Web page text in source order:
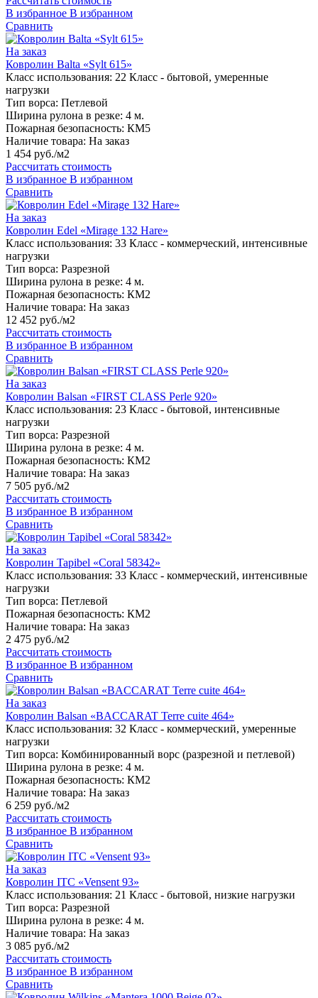
В избранное В избранном
Сравнить
На заказ
Ковролин Balta «Sylt 615»
Класс использования: 22 Класс - бытовой, умеренные
нагрузки
Тип ворса: Петлевой
Ширина рулона в резке: 4 м.
Пожарная безопасность: КМ5
Наличие товара: На заказ
1 454 руб./м2
Рассчитать стоимость
В избранное В избранном
Сравнить
На заказ
Ковролин Edel «Mirage 132 Hare»
Класс использования: 33 Класс - коммерческий, интенсивные
нагрузки
Тип ворса: Разрезной
Ширина рулона в резке: 4 м.
Пожарная безопасность: КМ2
Наличие товара: На заказ
12 452 руб./м2
Рассчитать стоимость
В избранное В избранном
Сравнить
На заказ
Ковролин Balsan «FIRST CLASS Perle 920»
Класс использования: 23 Класс - бытовой, интенсивные
нагрузки
Тип ворса: Разрезной
Ширина рулона в резке: 4 м.
Пожарная безопасность: КМ2
Наличие товара: На заказ
7 505 руб./м2
Рассчитать стоимость
В избранное В избранном
Сравнить
На заказ
Ковролин Tapibel «Coral 58342»
Класс использования: 33 Класс - коммерческий, интенсивные
нагрузки
Тип ворса: Петлевой
Пожарная безопасность: КМ2
Наличие товара: На заказ
2 475 руб./м2
Рассчитать стоимость
В избранное В избранном
Сравнить
На заказ
Ковролин Balsan «BACCARAT Terre cuite 464»
Класс использования: 32 Класс - коммерческий, умеренные
нагрузки
Тип ворса: Комбинированный ворс (разрезной и петлевой)
Ширина рулона в резке: 4 м.
Пожарная безопасность: КМ2
Наличие товара: На заказ
6 259 руб./м2
Рассчитать стоимость
В избранное В избранном
Сравнить
На заказ
Ковролин ITC «Vensent 93»
Класс использования: 21 Класс - бытовой, низкие нагрузки
Тип ворса: Разрезной
Ширина рулона в резке: 4 м.
Наличие товара: На заказ
3 085 руб./м2
Рассчитать стоимость
В избранное В избранном
Сравнить